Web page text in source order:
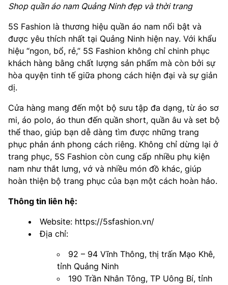
Shop quần áo nam Quảng Ninh đẹp và thời trang
5S Fashion là thương hiệu quần áo nam nổi bật và
được yêu thích nhất tại Quảng Ninh hiện nay. Với khẩu
hiệu “ngon, bổ, rẻ,” 5S Fashion không chỉ chinh phục
khách hàng bằng chất lượng sản phẩm mà còn bởi sự
hòa quyện tinh tế giữa phong cách hiện đại và sự giản
dị.
Cửa hàng mang đến một bộ sưu tập đa dạng, từ áo sơ
mi, áo polo, áo thun đến quần short, quần âu và set bộ
thể thao, giúp bạn dễ dàng tìm được những trang
phục phản ánh phong cách riêng. Không chỉ dừng lại ở
trang phục, 5S Fashion còn cung cấp nhiều phụ kiện
nam như thắt lưng, vớ và nhiều món đồ khác, giúp
hoàn thiện bộ trang phục của bạn một cách hoàn hảo.
Thông tin liên hệ:
Website: https://5sfashion.vn/
Địa chỉ:
92 – 94 Vĩnh Thông, thị trấn Mạo Khê,
tỉnh Quảng Ninh
190 Trần Nhân Tông, TP Uông Bí, tỉnh